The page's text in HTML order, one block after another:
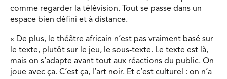
comme regarder la télévision. Tout se passe dans un
espace bien défini et à distance.
« De plus, le théâtre africain n’est pas vraiment basé sur
le texte, plutôt sur le jeu, le sous-texte. Le texte est là,
mais on s’adapte avant tout aux réactions du public. On
joue avec ça. C’est ça, l’art noir. Et c’est culturel : on n’a